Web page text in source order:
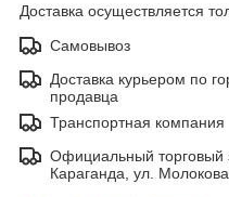
Доставка осуществляется
Самовывоз
Доставка курьером по
продавца
Транспортная компания
Официальный торговый
Караганда, ул.